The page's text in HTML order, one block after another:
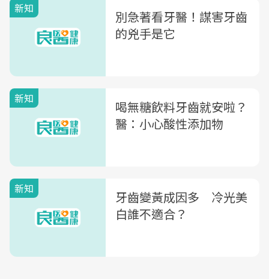
新知
別急著看牙醫！謀害牙齒
的兇手是它
新知
喝無糖飲料牙齒就安啦？
醫：小心酸性添加物
新知
牙齒變黃成因多 冷光美
白誰不適合？